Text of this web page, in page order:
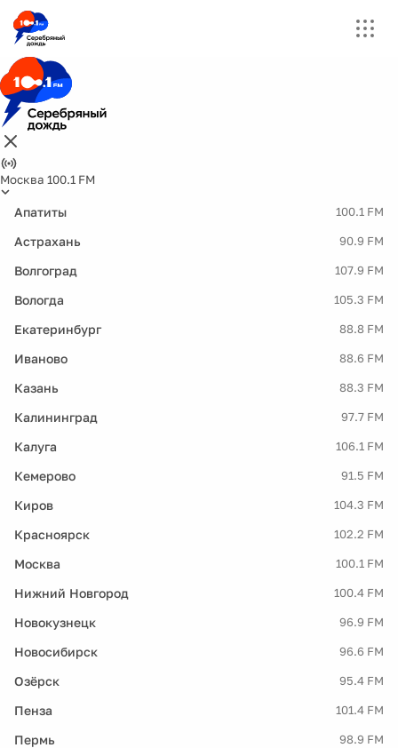
Москва 100.1 FM
Апатиты 100.1 FM
Астрахань 90.9 FM
Волгоград 107.9 FM
Вологда 105.3 FM
Екатеринбург 88.8 FM
Иваново 88.6 FM
Казань 88.3 FM
Калининград 97.7 FM
Калуга 106.1 FM
Кемерово 91.5 FM
Киров 104.3 FM
Красноярск 102.2 FM
Москва 100.1 FM
Нижний Новгород 100.4 FM
Новокузнецк 96.9 FM
Новосибирск 96.6 FM
Озёрск 95.4 FM
Пенза 101.4 FM
Пермь 98.9 FM